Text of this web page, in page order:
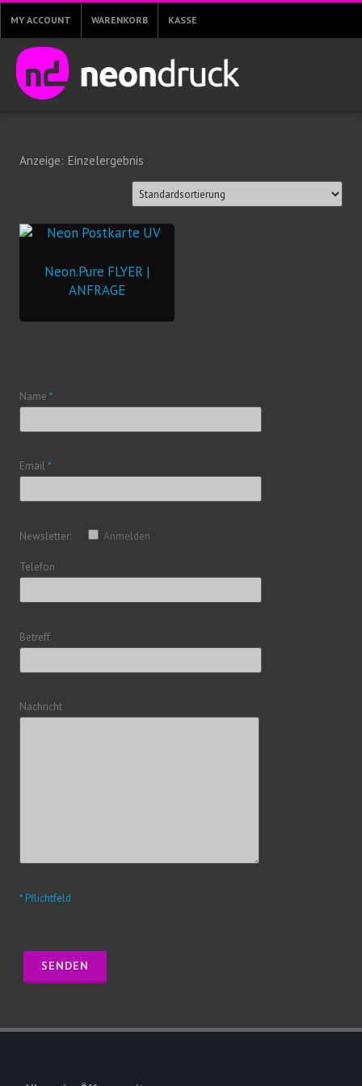
MY ACCOUNT WARENKORB KASSE
Anzeige: Einzelergebnis
Neon.Pure FLYER |
ANFRAGE
Name *
Email *
Newsletter: Anmelden
Telefon
Betreff
Nachricht
* Pflichtfeld